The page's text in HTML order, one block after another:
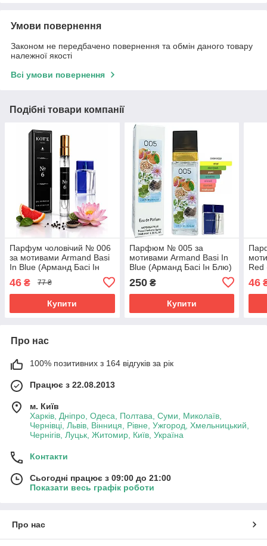
Умови повернення
Законом не передбачено повернення та обмін даного товару
належної якості
Всі умови повернення
Подібні товари компанії
Парфум чоловічий № 006
за мотивами Armand Basi
In Blue (Арманд Басі Ін
46 ₴ 77 ₴
Купити
Парфюм № 005 за
мотивами Armand Basi In
Blue (Арманд Басі Ін Блю)
250₴
Купити
Red
46
Про нас
100% позитивних з 164 відгуків за рік
Працює з 22.08.2013
м. Київ
Харків, Дніпро, Одеса, Полтава, Суми, Миколаїв,
Чернівці, Львів, Вінниця, Рівне, Ужгород, Хмельницький,
Чернігів, Луцьк, Житомир, Київ, Україна
Контакти
Сьогодні працює з 09:00 до 21:00
Показати весь графік роботи
Про нас